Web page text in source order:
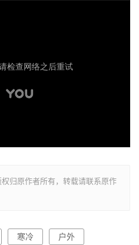
权归原作者所有，转载请联系原作
寒冷
户外